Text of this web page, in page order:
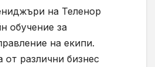
на Теленор
обучение за
на екипи.
от различни бизнес